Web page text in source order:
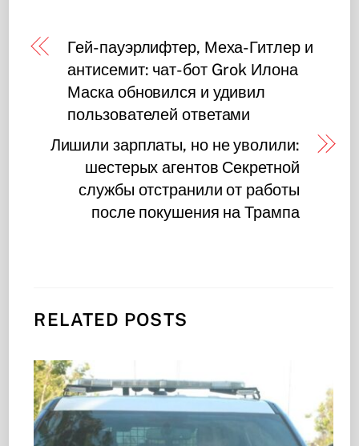
Гей-пауэрлифтер, Меха-Гитлер и
антисемит: чат-бот Grok Илона
Маска обновился и удивил
пользователей ответами
Лишили зарплаты, но не уволили:
шестерых агентов Секретной
службы отстранили от работы
после покушения на Трампа
RELATED POSTS